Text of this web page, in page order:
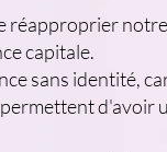
réapproprier
capitale.
sans identité,
d'avoir